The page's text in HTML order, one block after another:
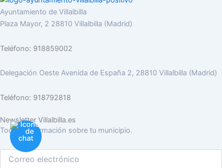
Ayuntamiento de Villalbilla
Plaza Mayor, 2 28810 Villalbilla (Madrid)
Teléfono: 918859002
Delegación Oeste Avenida de España 2, 28810 Villalbilla (Madrid)
Teléfono: 918792818
Newsletter Villalbilla.es
Toda la información sobre tu municipio.